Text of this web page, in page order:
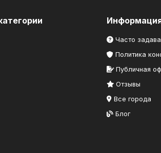
Часто
Политика
Публичная
Отзывы
Все города
Блог